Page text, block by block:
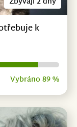
k
Vybráno 89 %